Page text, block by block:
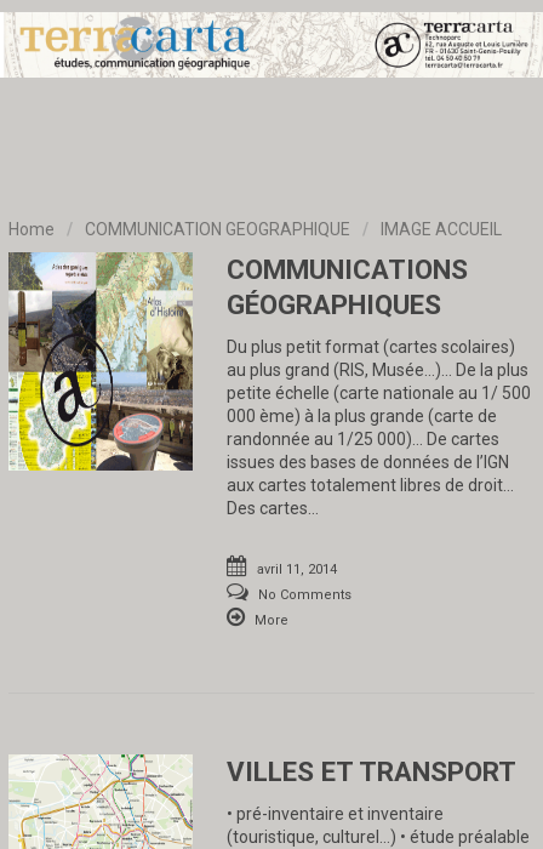
Home / COMMUNICATION GEOGRAPHIQUE / IMAGE ACCUEIL
COMMUNICATIONS
GÉOGRAPHIQUES
Du plus petit format (cartes scolaires)
au plus grand (RIS, Musée…)… De la plus
petite échelle (carte nationale au 1/ 500
000 ème) à la plus grande (carte de
randonnée au 1/25 000)… De cartes
issues des bases de données de l’IGN
aux cartes totalement libres de droit…
Des cartes…
avril 11, 2014
No Comments
More
VILLES ET TRANSPORT
• pré-inventaire et inventaire
(touristique, culturel…) • étude préalable